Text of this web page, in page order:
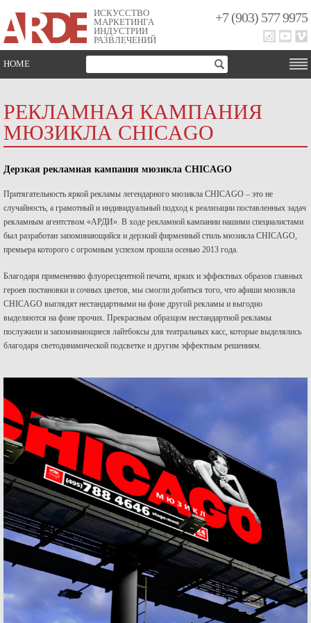
ИСКУССТВО
МАРКЕТИНГА
ИНДУСТРИИ
РАЗВЛЕЧЕНИЙ
+7 (903) 577 9975
HOME
РЕКЛАМНАЯ КАМПАНИЯ
МЮЗИКЛА CHICAGO
Дерзкая рекламная кампания мюзикла CHICAGO
Притягательность яркой рекламы легендарного мюзикла CHICAGO – это не
случайность, а грамотный и индивидуальный подход к реализации поставленных задач
рекламным агентством «АРДИ». В ходе рекламной кампании нашими специалистами
был разработан запоминающийся и дерзкий фирменный стиль мюзикла CHICAGO,
премьера которого с огромным успехом прошла осенью 2013 года.
Благодаря применению флуоресцентной печати, ярких и эффектных образов главных
героев постановки и сочных цветов, мы смогли добиться того, что афиши мюзикла
CHICAGO выглядят нестандартными на фоне другой рекламы и выгодно
выделяются на фоне прочих. Прекрасным образцом нестандартной рекламы
послужили и запоминающиеся лайтбоксы для театральных касс, которые выделялись
благодаря светодинамической подсветке и другим эффектным решениям.